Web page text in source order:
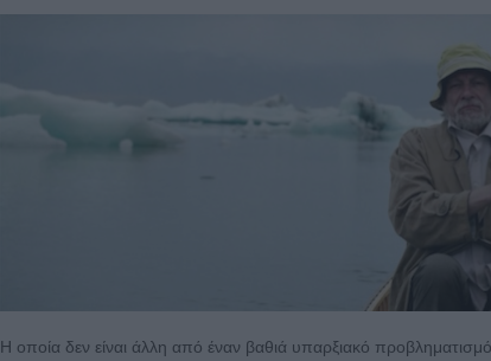
Η οποία δεν είναι άλλη από έναν βαθιά υπαρξιακό